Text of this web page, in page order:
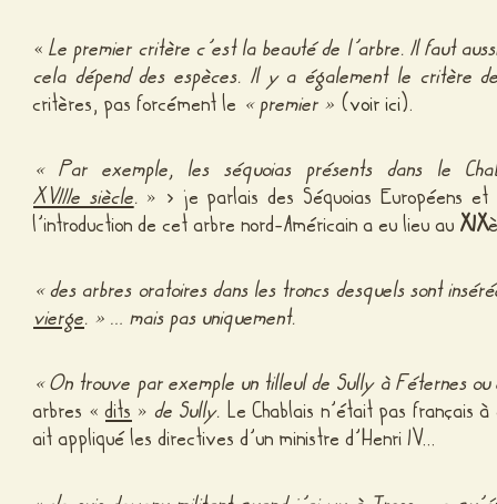
« Le premier critère c’est la beauté de l’arbre. Il faut
cela dépend des espèces. Il y a également le critère
critères, pas forcément le « premier » (voir ici).
« Par exemple, les séquoias présents dans le
XVIIIe siècle. » > je parlais des Séquoias Européens
l’introduction de cet arbre nord-Américain a eu lieu au XIX
«des arbres oratoires dans les troncs desquels sont
vierge. » … mais pas uniquement.
«On trouve par exemple un tilleul de Sully à Féternes
arbres «dits » de Sully. Le Chablais n’était pas français
ait appliqué les directives d’un ministre d’Henri IV…